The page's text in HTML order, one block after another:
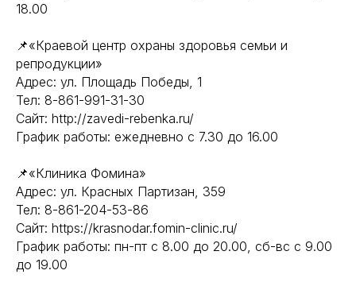
18.00
📌«Краевой центр охраны здоровья семьи и
репродукции»
Адрес: ул. Площадь Победы, 1
Тел: 8-861-991-31-30
Сайт: http://zavedi-rebenka.ru/
График работы: ежедневно с 7.30 до 16.00
📌«Клиника Фомина»
Адрес: ул. Красных Партизан, 359
Тел: 8-861-204-53-86
Сайт: https://krasnodar.fomin-clinic.ru/
График работы: пн-пт с 8.00 до 20.00, сб-вс с 9.00
до 19.00